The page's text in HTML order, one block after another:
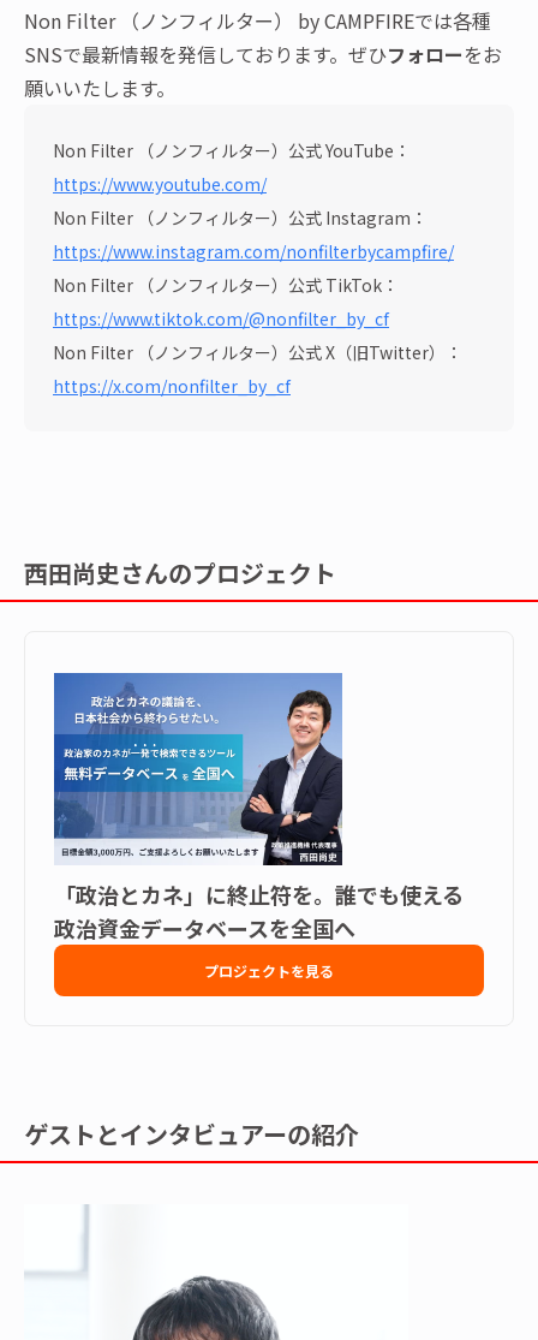
Non Filter （ノンフィルター） by CAMPFIREでは各種
SNSで最新情報を発信しております。ぜひフォローをお
願いいたします。
Non Filter （ノンフィルター）公式 YouTube：
https://www.youtube.com/
Non Filter （ノンフィルター）公式 Instagram：
https://www.instagram.com/nonfilterbycampfire/
Non Filter （ノンフィルター）公式 TikTok：
https://www.tiktok.com/@nonfilter_by_cf
Non Filter （ノンフィルター）公式 X（旧Twitter）：
https://x.com/nonfilter_by_cf
西田尚史さんのプロジェクト
「政治とカネ」に終止符を。誰でも使える
政治資金データベースを全国へ
プロジェクトを見る
ゲストとインタビュアーの紹介